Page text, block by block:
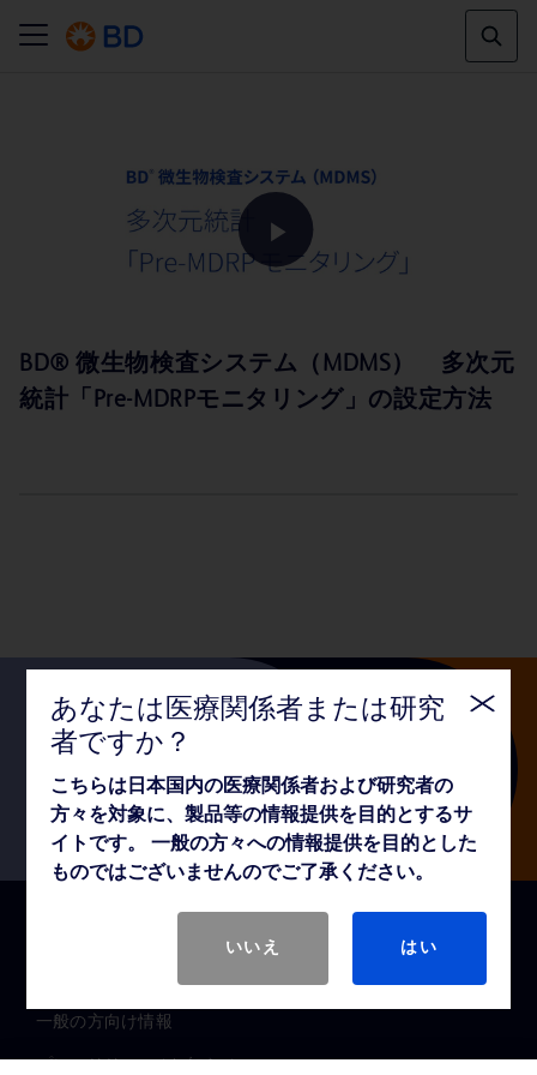
BD® 微生物検査システム（MDMS） 多次元
統計「Pre-MDRPモニタリング」の設定方法
Follow us
医療関係者向け情報
一般の方向け情報
プレスリリース / お知らせ
あなたは医療関係者または研究
者ですか？
こちらは日本国内の医療関係者および研究者の
方々を対象に、製品等の情報提供を目的とするサ
イトです。 一般の方々への情報提供を目的とした
ものではございませんのでご了承ください。
いいえ はい